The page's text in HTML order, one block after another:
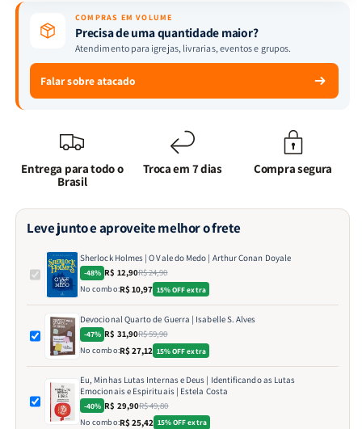
COMPRAS EM VOLUME
Precisa de uma quantidade maior?
Atendimento para igrejas, livrarias, eventos e grupos.
Falar sobre atacado
Entrega para todo o
Brasil
Troca em 7 dias Compra segura
Leve junto e aproveite melhor o frete
Sherlock Holmes | O Vale do Medo | Arthur Conan Doyale
-48% R$ 12,90R$ 24,90
No combo:R$ 10,97 15% OFF extra
Devocional Quarto de Guerra | Isabelle S. Alves
-47% R$ 31,90R$ 59,90
No combo:R$ 27,12 15% OFF extra
Eu, Minhas Lutas Internas e Deus | Identificando as Lutas
Emocionais e Espirituais | Estela Costa
-40% R$ 29,90R$ 49,80
No combo:R$ 25,42 15% OFF extra